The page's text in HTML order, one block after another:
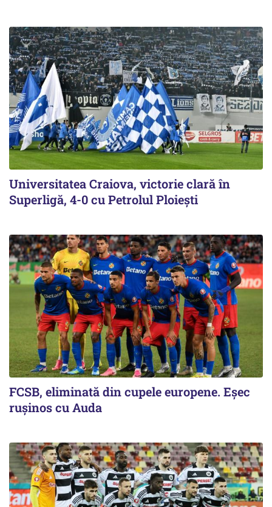
Universitatea Craiova, victorie clară în
Superligă, 4-0 cu Petrolul Ploieşti
FCSB, eliminată din cupele europene. Eşec
ruşinos cu Auda